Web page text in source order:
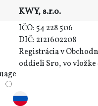
KWY, s.r.o.
IČO: 54 228 506
DIČ: 2121602208
Registrácia v
oddieli Sro, vo vložke